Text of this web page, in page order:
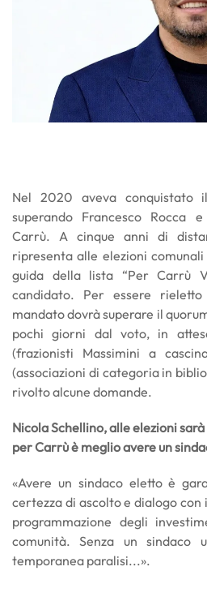
Nel 2020 aveva conquistato
superando Francesco Rocca
Carrù. A cinque anni di
ripresenta alle elezioni
guida della lista “Per Carrù
candidato. Per essere
mandato dovrà superare il
pochi giorni dal voto, in
(frazionisti Massimini a
(associazioni di categoria in
rivolto alcune domande.
Nicola Schellino, alle elezioni
per Carrù è meglio avere un
«Avere un sindaco eletto è
certezza di ascolto e dialogo
programmazione degli
comunità. Senza un sindaco
temporanea paralisi...».